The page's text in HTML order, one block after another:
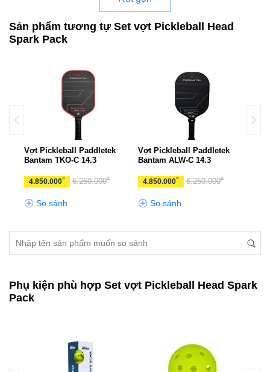
Sản phẩm tương tự Set vợt Pickleball Head
Spark Pack
Vợt Pickleball Paddletek
Bantam TKO-C 14.3
4.850.000₫ 6.250.000₫
So sánh
Vợt Pickleball Paddletek
Bantam ALW-C 14.3
4.850.000₫ 6.250.000₫
So sánh
Phụ kiện phù hợp Set vợt Pickleball Head Spark
Pack